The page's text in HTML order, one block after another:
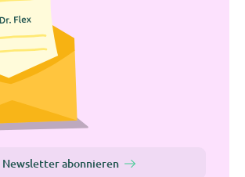
Newsletter abonnieren